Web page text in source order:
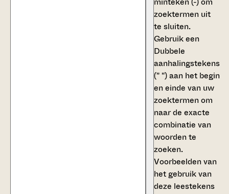
zoektermen uit
te sluiten.
Gebruik een
Dubbele
aanhalingstekens
(" ")aan het begin
en einde van uw
zoektermen om
naar de exacte
combinatie van
woorden te
zoeken.
Voorbeelden van
het gebruik van
deze leestekens